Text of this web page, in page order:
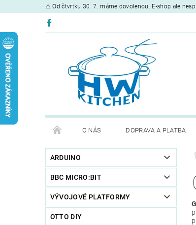
⚠️ Od čtvrtku 30. 7. máme dovolenou. E-shop ale
O NÁS DOPRAVA A PLATBA
ARDUINO
BBC MICRO:BIT
VÝVOJOVÉ PLATFORMY
OTTO DIY